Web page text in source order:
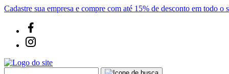
Cadastre sua empresa e compre com até 15% de desconto em todo o